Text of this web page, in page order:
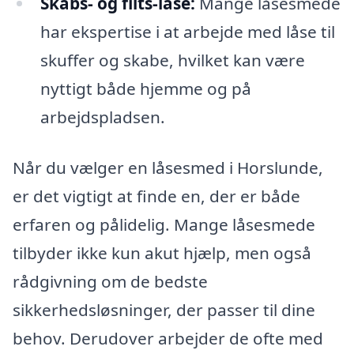
har ekspertise i at arbejde med låse til
skuffer og skabe, hvilket kan være
nyttigt både hjemme og på
arbejdspladsen.
Når du vælger en låsesmed i Horslunde,
er det vigtigt at finde en, der er både
erfaren og pålidelig. Mange låsesmede
tilbyder ikke kun akut hjælp, men også
rådgivning om de bedste
sikkerhedsløsninger, der passer til dine
behov. Derudover arbejder de ofte med